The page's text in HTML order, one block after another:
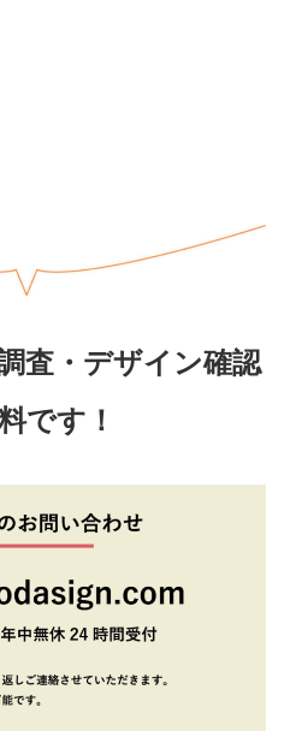
査・デザイン確認
です！